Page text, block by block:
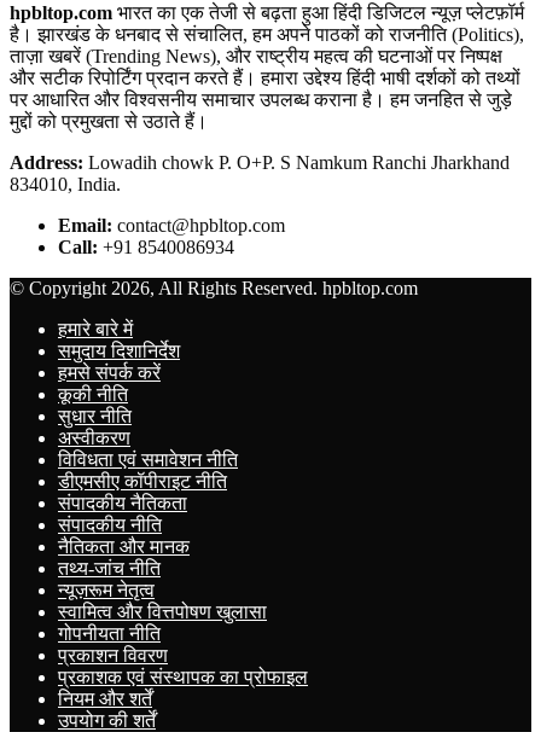
hpbltop.com भारत का एक तेजी से बढ़ता हुआ हिंदी डिजिटल न्यूज़ प्लेटफ़ॉर्म
है। झारखंड के धनबाद से संचालित, हम अपने पाठकों को राजनीति (Politics),
ताज़ा खबरें (Trending News), और राष्ट्रीय महत्व की घटनाओं पर निष्पक्ष
और सटीक रिपोर्टिंग प्रदान करते हैं। हमारा उद्देश्य हिंदी भाषी दर्शकों को तथ्यों
पर आधारित और विश्वसनीय समाचार उपलब्ध कराना है। हम जनहित से जुड़े
मुद्दों को प्रमुखता से उठाते हैं।
Address: Lowadih chowk P. O+P. S Namkum Ranchi Jharkhand
834010, India.
Email: contact@hpbltop.com
Call: +91 8540086934
© Copyright 2026, All Rights Reserved. hpbltop.com
हमारे बारे में
समुदाय दिशानिर्देश
हमसे संपर्क करें
कूकी नीति
सुधार नीति
अस्वीकरण
विविधता एवं समावेशन नीति
डीएमसीए कॉपीराइट नीति
संपादकीय नैतिकता
संपादकीय नीति
नैतिकता और मानक
तथ्य-जांच नीति
न्यूज़रूम नेतृत्व
स्वामित्व और वित्तपोषण खुलासा
गोपनीयता नीति
प्रकाशन विवरण
प्रकाशक एवं संस्थापक का प्रोफाइल
नियम और शर्तें
उपयोग की शर्तें